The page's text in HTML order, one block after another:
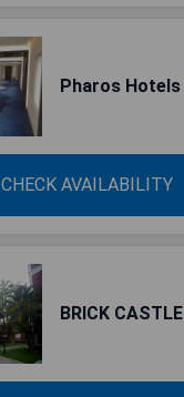
Pharos Hotels
CHECK AVAILABILITY
BRICK CASTLE